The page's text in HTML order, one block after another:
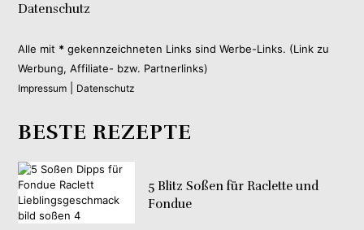
Datenschutz
Alle mit * gekennzeichneten Links sind Werbe-Links. (Link zu
Werbung, Affiliate- bzw. Partnerlinks)
Impressum Datenschutz
BESTE REZEPTE
5 Blitz Soßen für Raclette und
Fondue